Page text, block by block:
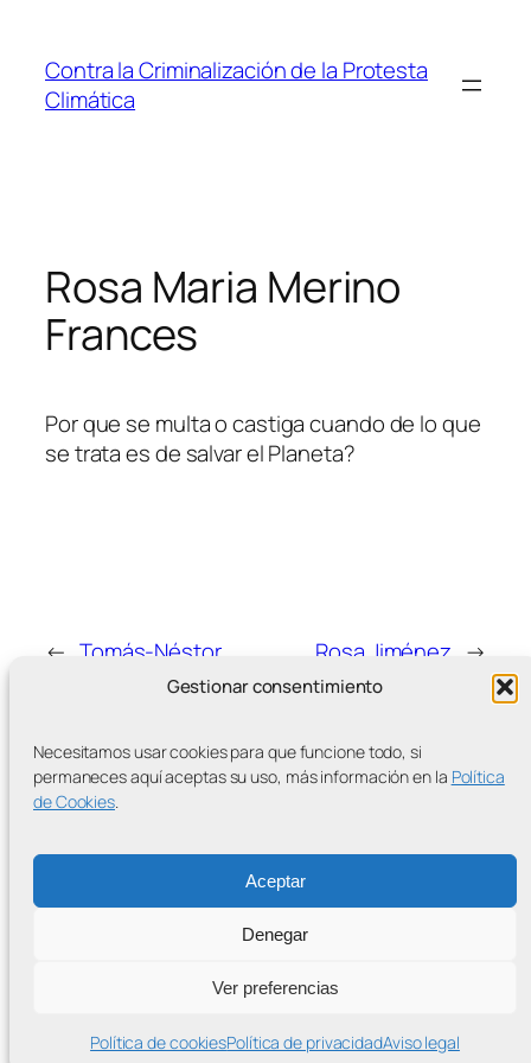
Gestionar consentimiento
Necesitamos usar cookies para que funcione todo, si
permaneces aquí aceptas su uso, más información en la Política
de Cookies.
Aceptar
Denegar
Ver preferencias
Política de cookiesPolítica de privacidadAviso legal
contenido
Contra la Criminalización de la Protesta
Climática
Rosa Maria Merino
Frances
Por que se multa o castiga cuando de lo que
se trata es de salvar el Planeta?
← Tomás-Néstor Rosa Jiménez →
WordPress